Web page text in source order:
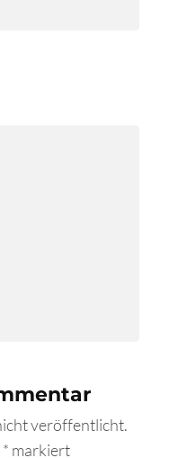
veröffentlicht.
* markiert